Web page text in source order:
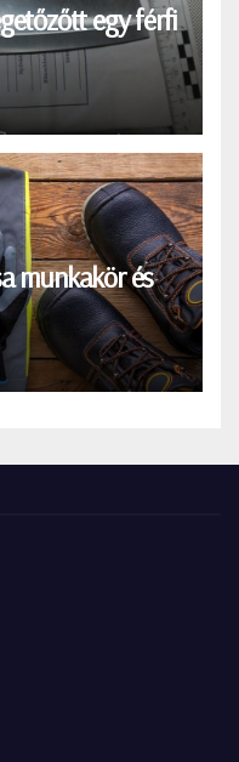
egy férfi
munkakör és